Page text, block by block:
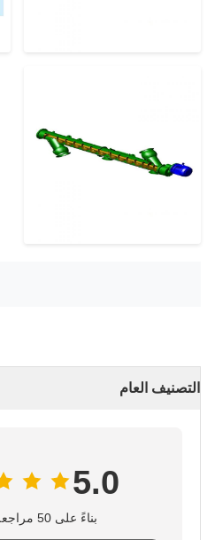
التصنيف العام
5.0
بناءً على 50 مراجعة لهذا المورد